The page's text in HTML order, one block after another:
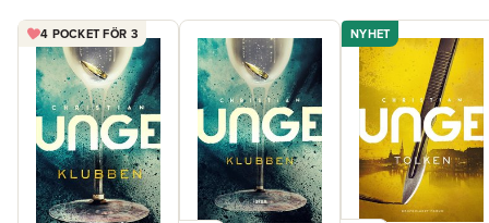
4 POCKET FÖR 3 NYHET